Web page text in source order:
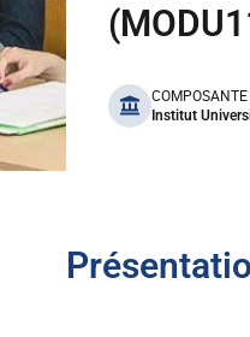
benefits
COMPOSANTE
Institut